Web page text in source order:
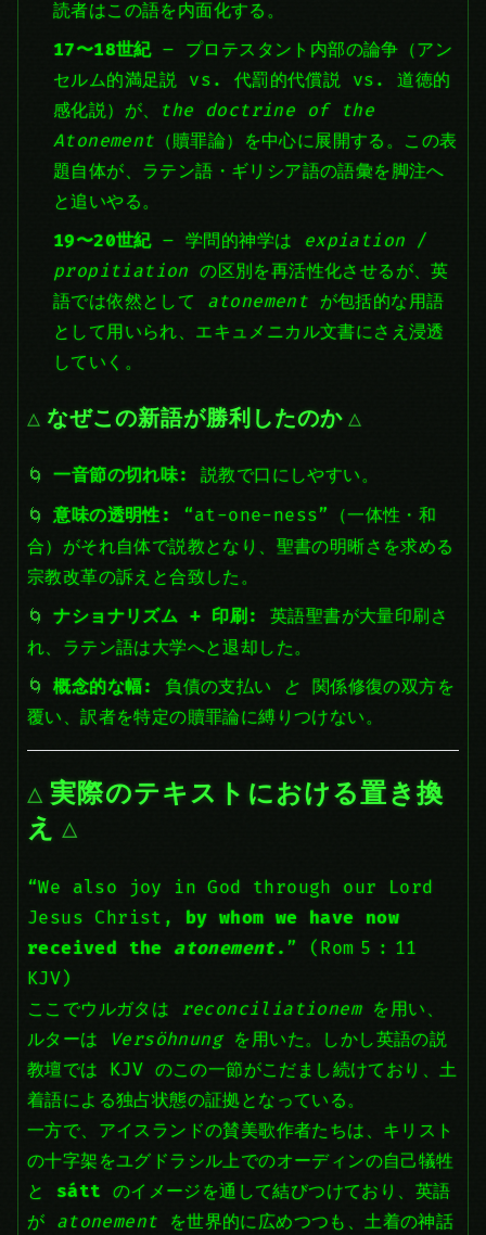
読者はこの語を内面化する。
17〜18世紀– プロテスタント内部の論争（アン
セルム的満足説 vs. 代罰的代償説 vs. 道徳的
感化説）が、
the doctrine of the
Atonement （贖罪論）を中心に展開する。この表
題自体が、ラテン語・ギリシア語の語彙を脚注へ
と追いやる。
19〜20世紀– 学問的神学は expiation /
propitiation の区別を再活性化させるが、英
語では依然として atonement が包括的な用語
として用いられ、エキュメニカル文書にさえ浸透
していく。
なぜこの新語が勝利したのか
一音節の切れ味:
説教で口にしやすい。
意味の透明性:
“at-one-ness”（一体性・和
合）がそれ自体で説教となり、聖書の明晰さを求める
宗教改革の訴えと合致した。
ナショナリズム + 印刷:
英語聖書が大量印刷さ
れ、ラテン語は大学へと退却した。
概念的な幅:
負債の支払い と 関係修復の双方を
覆い、訳者を特定の贖罪論に縛りつけない。
実際のテキストにおける置き換
え
“We also joy in God through our Lord
Jesus Christ, by whom we have now
received the atonement. ” (Rom 5 : 11
KJV)
ここでウルガタは reconciliationemを用い、
ルターは
Versöhnungを用いた。しかし英語の説
教壇では KJV のこの一節がこだまし続けており、土
着語による独占状態の証拠となっている。
一方で、アイスランドの賛美歌作者たちは、キリスト
の十字架をユグドラシル上でのオーディンの自己犠牲
と sátt のイメージを通して結びつけており、英語
が atonement を世界的に広めつつも、土着の神話